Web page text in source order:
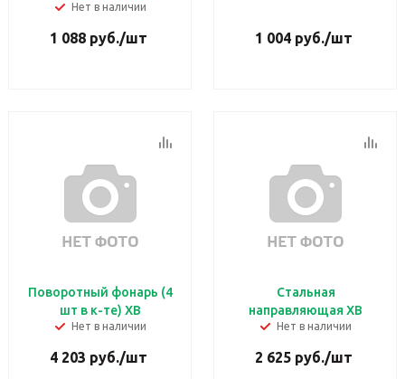
Нет в наличии
1 088 руб./шт 1 004 руб./шт
Поворотный фонарь (4
шт в к-те) ХВ
Нет в наличии
4 203 руб./шт
Стальная
направляющая ХВ
Нет в наличии
2 625 руб./шт